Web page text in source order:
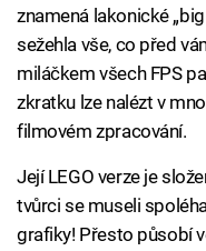
znamená lakonické
sežehla vše, co před
miláčkem všech FPS
zkratku lze nalézt v
filmovém zpracování.
Její LEGO verze je
tvůrci se museli
grafiky! Přesto působí